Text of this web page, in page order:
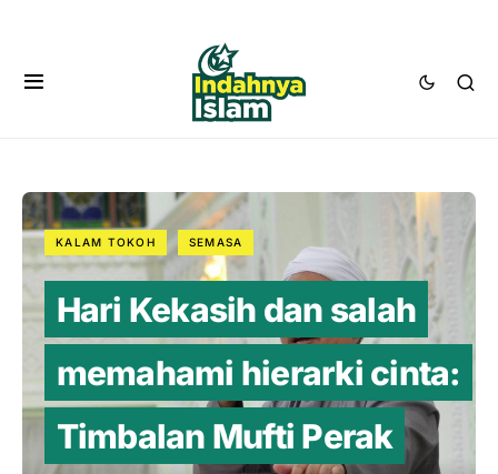
KALAM TOKOH SEMASA
Hari Kekasih dan salah
memahami hierarki cinta:
Timbalan Mufti Perak